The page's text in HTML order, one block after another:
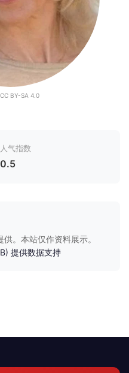
BY-SA 4.0
人气指数
0.5
。本站仅作资料展示。
提供数据支持